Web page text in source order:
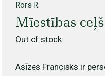
Rors R.
Mīestības ceļš
Out of stock
Asīzes Francisks ir